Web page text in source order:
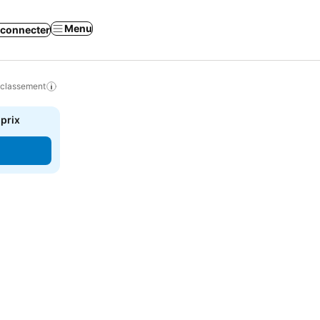
Menu
prix